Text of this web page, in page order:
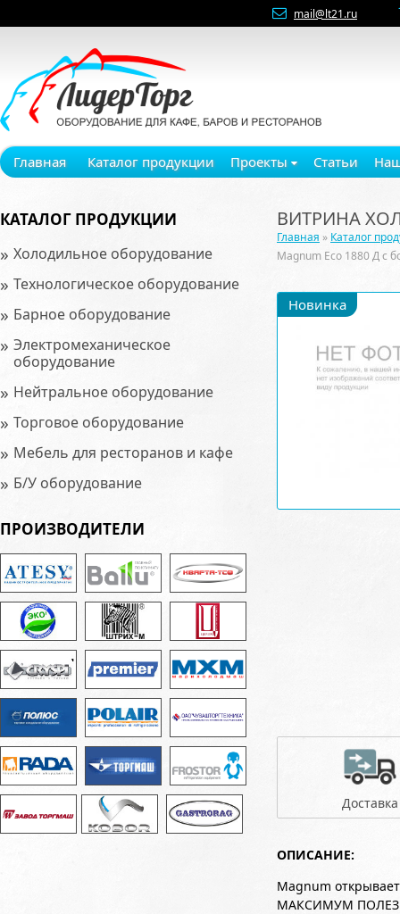
mail@lt21.ru
Главная Каталог продукции Проекты Статьи
КАТАЛОГ ПРОДУКЦИИ
» Холодильное оборудование
» Технологическое оборудование
» Барное оборудование
» Электромеханическое
оборудование
» Нейтральное оборудование
» Торговое оборудование
» Мебель для ресторанов и кафе
» Б/У оборудование
ПРОИЗВОДИТЕЛИ
ВИТРИНА
Главная » Каталог
Magnum Eco 1880 Д с
Новинка
Доставка
ОПИСАНИЕ:
Magnum
МАКСИМУМ